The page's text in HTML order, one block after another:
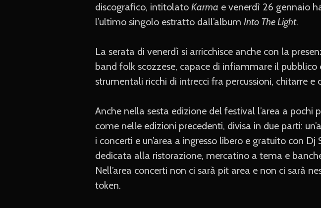
discografico, intitolato Karma e venerdì 26 gennaio
l’ultimo singolo estratto dall’album Into The Light.
La serata di venerdì si arricchisce anche con la
band folk scozzese, capace di infiammare il pubblico
strumentali ricchi di intrecci fra percussioni, chitarre e
Anche nella sesta edizione del festival l’area a pochi
come nelle edizioni precedenti, divisa in due parti:
i concerti e un’area a ingresso libero e gratuito con Dj
dedicata alla ristorazione, mercatino a tema e
Nell’area concerti non ci sarà pit area e non ci sarà
token.